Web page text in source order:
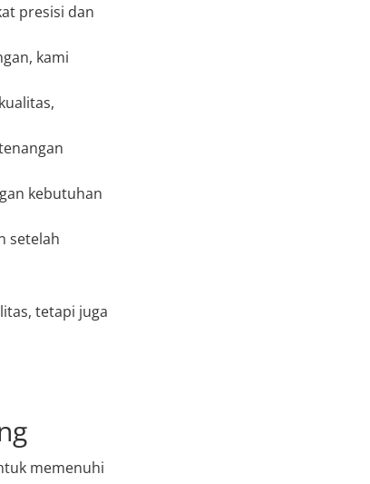
presisi dan
kami
kebutuhan
setelah
tetapi juga
memenuhi